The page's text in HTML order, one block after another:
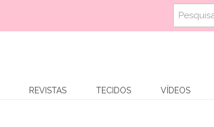
REVISTAS TECIDOS VÍDEOS